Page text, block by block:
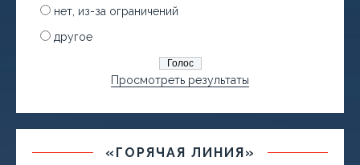
нет, из-за ограничений
другое
Просмотреть результаты
«ГОРЯЧАЯ ЛИНИЯ»